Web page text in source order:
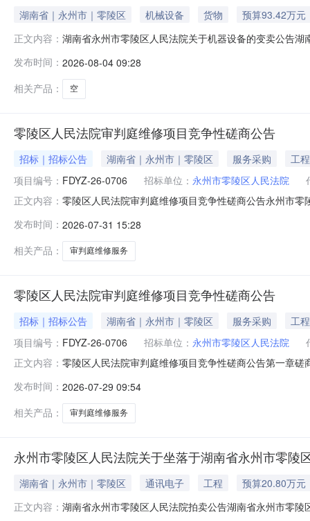
湖南省｜永州市｜零陵区 机械设备 货物
预算93.42万元
正文内容： 湖南省永州市零陵区人民法院关于机器设备的变卖公告
飞亿资产经营有限公司与被执行人湖南彩梦科技有限公
焊、接驳机、SMT贴
发布时间： 2026-08-04 09:28
相关产品：
空
零陵区人民法院审判庭维修项目竞争性磋商公告
招标｜招标公告 湖南省｜永州市｜零陵区 服务采购
工程
项目编号： FDYZ-26-0706 招标单位： 永州市零陵区人民法院
正文内容： 零陵区人民法院审判庭维修项目竞争性磋商公告永州市
分标准所属行业：建筑业5、评标方法：t综合评分法¨最
要求投标人
发布时间： 2026-07-31 15:28
相关产品：
审判庭维修服务
零陵区人民法院审判庭维修项目竞争性磋商公告
招标｜招标公告 湖南省｜永州市｜零陵区 服务采购
工程
项目编号： FDYZ-26-0706 招标单位： 永州市零陵区人民法院
正文内容： 零陵区人民法院审判庭维修项目竞争性磋商公告第一章
应的中小企业划分标准所属行业：建筑业5、评标方法：t
8、本项目分
发布时间： 2026-07-29 09:54
相关产品：
审判庭维修服务
永州市零陵区人民法院关于坐落于湖南省永州市零
湖南省｜永州市｜零陵区 通讯电子 工程
预算20.80万元
正文内容： 湖南省永州市零陵区人民法院拍卖公告湖南省永州市零